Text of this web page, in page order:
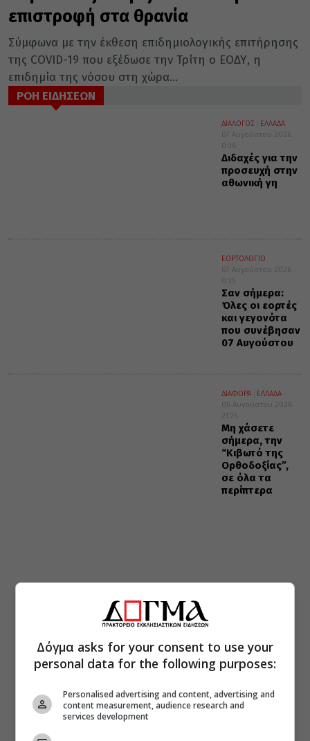
επιστροφή στα θρανία
Σύμφωνα με την έκθεση επιδημιολογικής επιτήρησης
της COVID-19 που εξέδωσε την Τρίτη ο ΕΟΔΥ, η
επιδημία της νόσου στη χώρα...
ΡΟΗ ΕΙΔΗΣΕΩΝ
ΔΙΑΛΟΓΟΣ
ΕΛΛΑΔΑ
07 Αυγούστου 2026
0:36
Διδαχές για την
προσευχή στην
αθωνική γη
ΕΟΡΤΟΛΟΓΙΟ
07 Αυγούστου 2026
0:35
Σαν σήμερα:
Όλες οι εορτές
και γεγονότα
που συνέβησαν
07 Αυγούστου
ΔΙΑΦΟΡΑ
ΕΛΛΑΔΑ
06 Αυγούστου 2026
21:25
Μη χάσετε
σήμερα, την
“Κιβωτό της
Ορθοδοξίας”,
σε όλα τα
περίπτερα
Δόγμα asks for your consent to use your
personal data for the following purposes:
Personalised advertising and content, advertising and
content measurement, audience research and
services development